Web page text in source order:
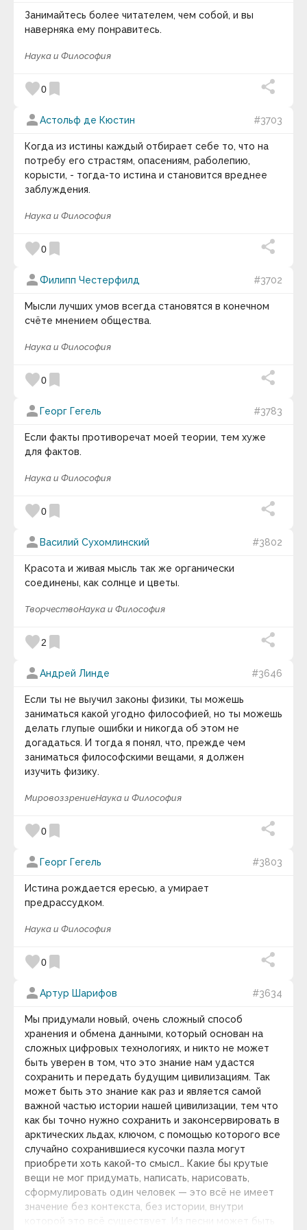
Занимайтесь более читателем, чем собой, и вы
наверняка ему понравитесь.
Наука и Философия
favorite0 bookmark
personАстольф де Кюстин #3703
Когда из истины каждый отбирает себе то, что на
потребу его страстям, опасениям, раболепию,
корысти, - тогда-то истина и становится вреднее
заблуждения.
Наука и Философия
favorite0 bookmark
personФилипп Честерфилд #3702
Мысли лучших умов всегда становятся в конечном
счёте мнением общества.
Наука и Философия
favorite0 bookmark
person Георг Гегель #3783
Если факты противоречат моей теории, тем хуже
для фактов.
Наука и Философия
favorite0 bookmark
person Василий Сухомлинский #3802
Красота и живая мысль так же органически
соединены, как солнце и цветы.
ТворчествоНаука и Философия
favorite2 bookmark
personАндрей Линде #3646
Если ты не выучил законы физики, ты можешь
заниматься какой угодно философией, но ты можешь
делать глупые ошибки и никогда об этом не
догадаться. И тогда я понял, что, прежде чем
заниматься философскими вещами, я должен
изучить физику.
МировоззрениеНаука и Философия
favorite0 bookmark
person Георг Гегель #3803
Истина рождается ересью, а умирает
предрассудком.
Наука и Философия
favorite0 bookmark
personАртур Шарифов #3634
Мы придумали новый, очень сложный способ
хранения и обмена данными, который основан на
сложных цифровых технологиях, и никто не может
быть уверен в том, что это знание нам удастся
сохранить и передать будущим цивилизациям. Так
может быть это знание как раз и является самой
важной частью истории нашей цивилизации, тем что
как бы точно нужно сохранить и законсервировать в
арктических льдах, ключом, с помощью которого все
случайно сохранившиеся кусочки пазла могут
приобрети хоть какой-то смысл… Какие бы крутые
вещи не мог придумать, написать, нарисовать,
сформулировать один человек — это всё не имеет
значение без контекста, без истории, внутри
которой это всё существует. Из песни может быть
исчезновении всех представителей
определённого биологического вида или таксона.
антропогенные причины. При особо частых
короткий промежуток времени обычно говорят о
вымирания
. Категория:
Часовая Версия).
Фотография дня
Те, кто с детства стремится к мечте, часто
реализуют свои жизненные планы.
keyboard_arrow_down